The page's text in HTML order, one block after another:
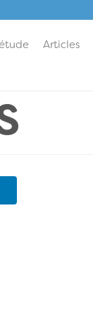
Articles